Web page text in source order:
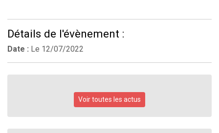
Détails de l'évènement :
Date : Le 12/07/2022
Voir toutes les actus